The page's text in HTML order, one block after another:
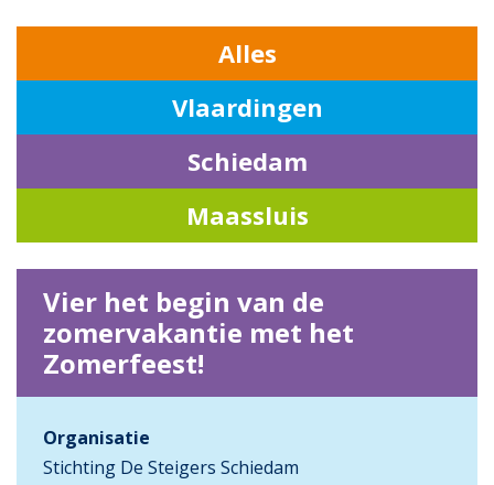
Alles
Vlaardingen
Schiedam
Maassluis
Vier het begin van de
zomervakantie met het
Zomerfeest!
Organisatie
Stichting De Steigers Schiedam